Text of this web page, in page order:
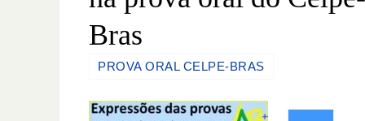
Bras
PROVA ORAL CELPE-BRAS